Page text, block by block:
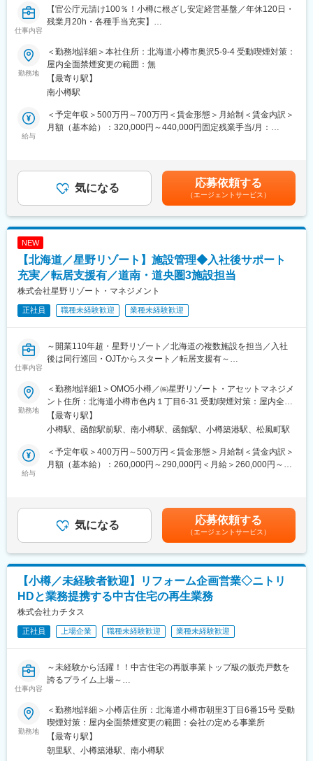
先輩のほとんどが未経験からスタートしています。焦る必要は一
切ありません。
しずつ覚えます。まずは写真撮影や片付けのお手伝いなど、簡単
なことからスタート！
【3ヶ月～1年目】 先輩のサポートのもとで、書類作成や写真整理
などのデスクワークを覚えていきます。
【資格取得への挑戦】 仕事に慣れてきたら、一生モノの国家資格
「土木施工管理技士」の取得を目指しましょう。テキスト代や受
験費用は会社がすべて負担します！合格すれば毎月「資格手当」
年間休日120日・土日祝休み中心・残業月平均20h。住宅・家族・
燃料手当など福利厚生も充実、転勤や出張なし。
創業55年の地域密着型安定企業で、官公庁案件中心のため景気に
変更の範囲：会社の定める業務
仕事内容
【官公庁元請け100％！小樽に根ざし安定経営基盤／年休120日・
残業月20h・各種手当充実】
当社は小樽市を中心とした公共土木工事において、施工管理業務
を担当いただきます。国土交通省や北海道、小樽市等の官公庁案
件をほぼ100％元請けで受注しており、道路・港湾・河川・下水
道・急傾斜地の法面工事、解体工事など多岐に渡る案件を手掛け
ています。地域に密着した事業展開で、転勤や遠方出張はありま
せん。実務経験や資格を活かし、即戦力としてご活躍いただける
環境です。
・発注者や協力会社との打ち合わせ
・現場巡回、安全確認、進捗管理
・工事写真や書類作成、提出業務
■主要現場エリア：
小樽市内・余市町・仁木町などの近郊エリア限定なので、転勤や
出張は一切ありません。
地元小樽や、近隣の札幌市手稲区・西区などから腰を据えてマイ
カー通勤（無料駐車場完備）で通っていただけます。
社員41名体制。50代・60代ベテランも活躍中。協力会社との連携
体制も確立。
■業務の魅力
官公庁元請け100％で安定性抜群。社会貢献度の高い大型案件に
関われます。年間休日120日、残業月20h程度とワークライフバラ
ンスも良好。燃料・住宅・家族手当など福利厚生も充実。
■教育体制
OJT主体で入社後は経験や適性に応じてサポート。業務に必要な
転勤なし・残業少なめ・土日祝休み。休憩もしっかり確保。再雇
用上限70歳まで長く活躍可。
現場代理人、管理職等へのキャリアアップが可能。経験を活か
し、組織運営にも関与できます。
■企業の特徴/魅力
創業55年超の地域密着優良企業で、官公庁表彰歴もあり。安定し
た基盤で長期的なキャリア形成が可能です。
変更の範囲：会社の定める業務
勤務地
＜勤務地詳細＞本社住所：北海道小樽市奥沢5-9-4 受動喫煙対策：
屋内全面禁煙変更の範囲：無
【最寄り駅】
南小樽駅
給与
＜予定年収＞500万円～700万円＜賃金形態＞月給制＜賃金内訳＞
月額（基本給）：320,000円～440,000円固定残業手当/月：
種手当を含みます。年齢・スキル・前職の経験を考慮して決定し
ます。昇給： 年1回（4月）賞与： 年2回（7月、12月 ※前年度実
績あり。業績に応じて支給）決算手当： 年1回（4月 ※業績によ
る。利益が出た分はしっかり社員に還元！）賃金はあくまでも目
安の金額であり、選考を通じて上下する可能性があります。月給
気になる 応募依頼する
（エージェントサービス）
NEW
【北海道／星野リゾート】施設管理◆入社後サポート
充実／転居支援有／道南・道央圏3施設担当
株式会社星野リゾート・マネジメント
正社員 職種未経験歓迎 業種未経験歓迎
仕事内容
～開業110年超・星野リゾート／北海道の複数施設を担当／入社
後は同行巡回・OJTからスタート／転居支援有～
ます
■業務内容
固定の拠点に縛られず、北海道の広大なフィールドを舞台に機動
力を持って専門性を高めるポジションです。日々の点検や修繕対
応に加え、修繕計画の立案から工事管理まで一貫して担当。施設
ごとに異なる環境に携わりながら、中長期的な視点で施設価値の
維持・向上に取り組んでいただきます。
・施設の維持管理・BM会社統括
担当施設を定期的に巡回し、建物や設備の状態を把握。BM会社や
現地スタッフと連携しながら、設備管理品質の向上や法令遵守、
現場状況を踏まえた修繕・改修計画の立案、見積査定、業者選定
を担当。工事着工後は工程・安全・品質管理を行い、計画から完
工まで一貫して携わります。
・施設価値向上に向けた改善提案
リア全体の維持管理品質向上、技術指導などを通して、施設価値
向上に取り組みます。
■入社後の流れ
入社後すぐにすべてをお任せすることはありません。まずはリー
スタッフとの連携方法を学んでいただきます。将来的には修繕計
画の策定やベンダーマネジメントなど、管理・計画領域を担って
いただくことを期待しています。
「設備を維持する」だけでなく、「施設をどのように維持・改善
勤務地
＜勤務地詳細1＞OMO5小樽／㈱星野リゾート・アセットマネジメ
ント住所：北海道小樽市色内１丁目6-31 受動喫煙対策：屋内全面
禁煙＜勤務地詳細2＞界 ポロト／㈱星野リゾート・アセットマネ
ジメント住所：北海道白老郡白老町若草町1-2-1018-94 受動喫煙
ト・アセットマネジメント住所：北海道函館市若松町24-1 受動喫
煙対策：屋内全面禁煙変更の範囲：会社の定める事業所
【最寄り駅】
小樽駅、函館駅前駅、南小樽駅、函館駅、小樽築港駅、松風町駅
給与
＜予定年収＞400万円～500万円＜賃金形態＞月給制＜賃金内訳＞
月額（基本給）：260,000円～290,000円＜月給＞260,000円～
する可能性があります。月給(月額)は固定手当を含めた表記です。
気になる 応募依頼する
（エージェントサービス）
【小樽／未経験者歓迎】リフォーム企画営業◇ニトリ
HDと業務提携する中古住宅の再生業務
株式会社カチタス
正社員 上場企業 職種未経験歓迎 業種未経験歓迎
仕事内容
～未経験から活躍！！中古住宅の再販事業トップ級の販売戸数を
誇るプライム上場～
長できる企業」上位選出される当社で、中古住宅の買取、リフォ
ーム・商品化、販売を行う営業職として活躍しております～
＼こんな方はぜひご応募ください／
・専門性を深めたい・市場価値を高めたい方
勤務地
＜勤務地詳細＞小樽店住所：北海道小樽市朝里3丁目6番15号 受動
喫煙対策：屋内全面禁煙変更の範囲：会社の定める事業所
【最寄り駅】
朝里駅、小樽築港駅、南小樽駅